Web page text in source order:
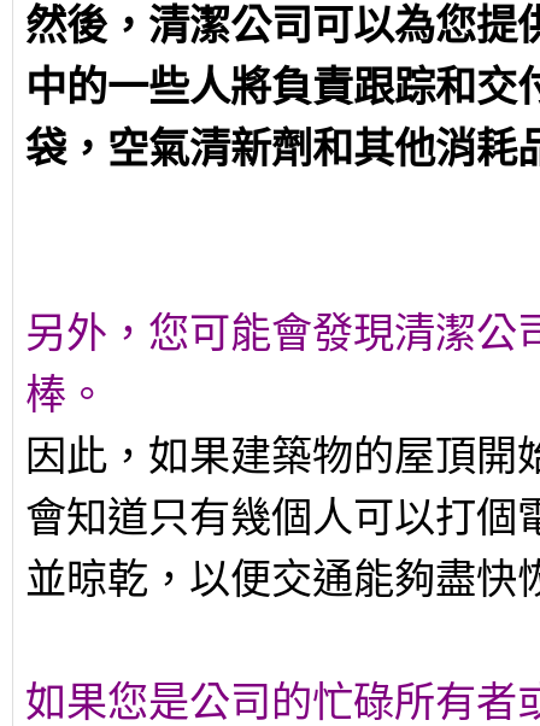
然後，清潔公司可以為您提
中的一些人將負責跟踪和交
袋，空氣清新劑和其他消耗
另外，您可能會發現清潔公
棒。
因此，如果建築物的屋頂
會知道只有幾個人可以打個
並晾乾，以便交通能夠盡快
如果您是公司的忙碌所有者